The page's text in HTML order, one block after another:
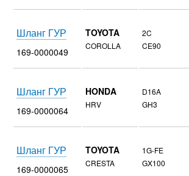
Шланг ГУР
169-0000049
TOYOTA
COROLLA
2C
CE90
Шланг ГУР
169-0000064
HONDA
HRV
D16A
GH3
Шланг ГУР
169-0000065
TOYOTA
CRESTA
1G-FE
GX100